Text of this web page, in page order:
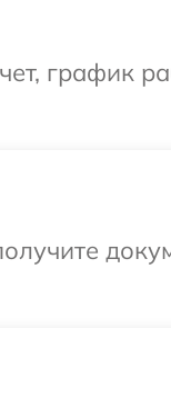
график